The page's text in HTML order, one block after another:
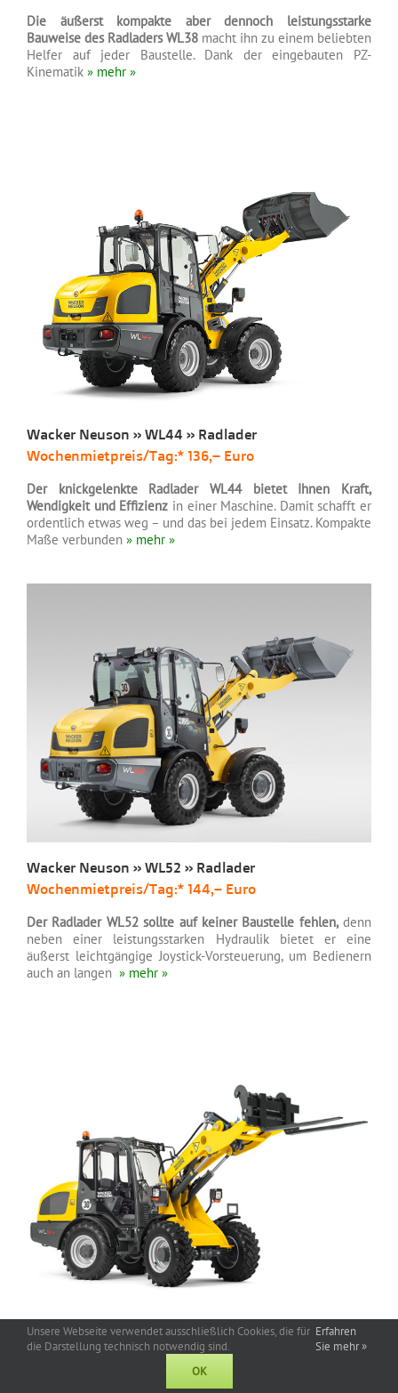
Die äußerst kompakte aber dennoch leistungsstarke
Bauweise des Radladers WL38 macht ihn zu einem beliebten
Helfer auf jeder Baustelle. Dank der eingebauten PZ-
Kinematik » mehr »
Wacker Neuson » WL44 » Radlader
Wochenmietpreis/Tag:* 136,– Euro
Der knickgelenkte Radlader WL44 bietet Ihnen Kraft,
Wendigkeit und Effizienz in einer Maschine. Damit schafft er
ordentlich etwas weg – und das bei jedem Einsatz. Kompakte
Maße verbunden » mehr »
Wacker Neuson » WL52 » Radlader
Wochenmietpreis/Tag:* 144,– Euro
Der Radlader WL52 sollte auf keiner Baustelle fehlen,denn
neben einer leistungsstarken Hydraulik bietet er eine
äußerst leichtgängige Joystick-Vorsteuerung, um Bedienern
auch an langen » mehr »
Wacker Neuson » WL54 » Radlader
Wochenmietpreis/Tag:* 144,– Euro
Unsere Webseite verwendet ausschließlich Cookies, die für
die Darstellung technisch notwendig sind.
Erfahren
Sie mehr »
OK